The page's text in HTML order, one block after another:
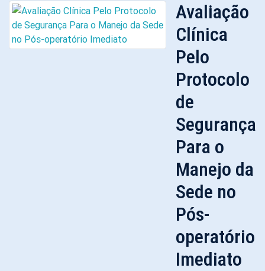
Avaliação
Clínica
Pelo
Protocolo
de
Segurança
Para o
Manejo da
Sede no
Pós-
operatório
Imediato